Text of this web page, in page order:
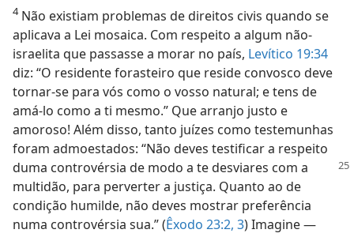
4Não existiam problemas de direitos civis quando se
aplicava a Lei mosaica. Com respeito a algum não-
israelita que passasse a morar no país, Levítico 19:34
diz: “O residente forasteiro que reside convosco deve
tornar-se para vós como o vosso natural; e tens de
amá-lo como a ti mesmo.” Que arranjo justo e
amoroso! Além disso, tanto juízes como testemunhas
foram admoestados: “Não deves testificar a respeito
duma controvérsia de modo a te desviares com a
multidão, para perverter a justiça. Quanto ao de
condição humilde, não deves mostrar preferência
numa controvérsia sua.” (Êxodo 23:2, 3) Imagine —